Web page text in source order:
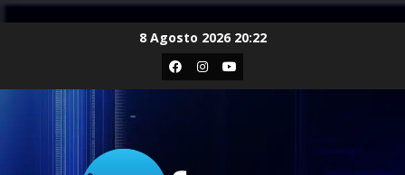
8 Agosto 2026 20:22
Facebook
Instagram
Youtube